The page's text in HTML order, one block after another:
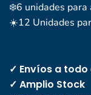
❄️6 unidades para
☀️12 Unidades
✓ Envíos a
✓ Amplio Stock